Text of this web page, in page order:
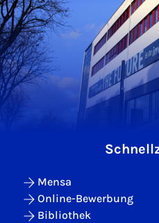
Mensa
Online-Bewerbung
Bibliothek